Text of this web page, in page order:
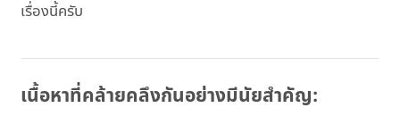
เรื่องนี้ครับ
เนื้อหาที่คล้ายคลึงกันอย่างมีนัยสำคัญ: